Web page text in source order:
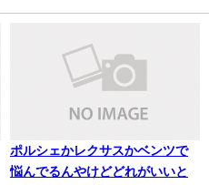
ポルシェかレクサスかベンツで
悩んでるんやけどどれがいいと